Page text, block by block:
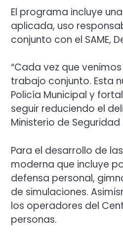
El programa incluye
aplicada, uso
conjunto con el SAME,
“Cada vez que
trabajo conjunto. Esta
Policía Municipal y
seguir reduciendo el
Ministerio de
Para el desarrollo de
moderna que incluye
defensa personal,
de simulaciones.
los operadores del
personas.